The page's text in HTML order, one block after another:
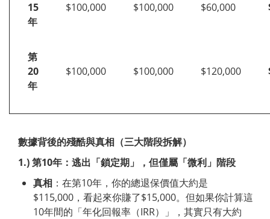
15
年
$100,000 $100,000 $60,000
第
20
年
$100,000 $100,000 $120,000
數據背後的殘酷與真相（三大階段拆解）
1.)第10年：逃出「鎖定期」，但僅屬「微利」階段
真相 ：在第10年，你的總退保價值大約是
$115,000，看起來你賺了$15,000。但如果你計算這
10年間的「年化回報率（IRR）」，其實只有大約